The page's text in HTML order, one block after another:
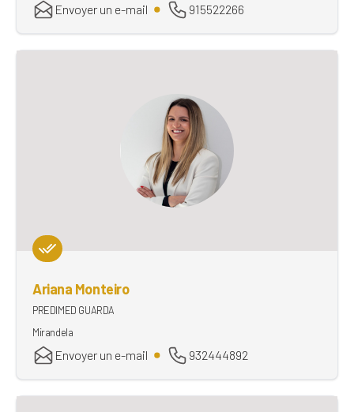
Envoyer un e-mail 915522266
Ariana Monteiro
PREDIMED GUARDA
Mirandela
Envoyer un e-mail 932444892